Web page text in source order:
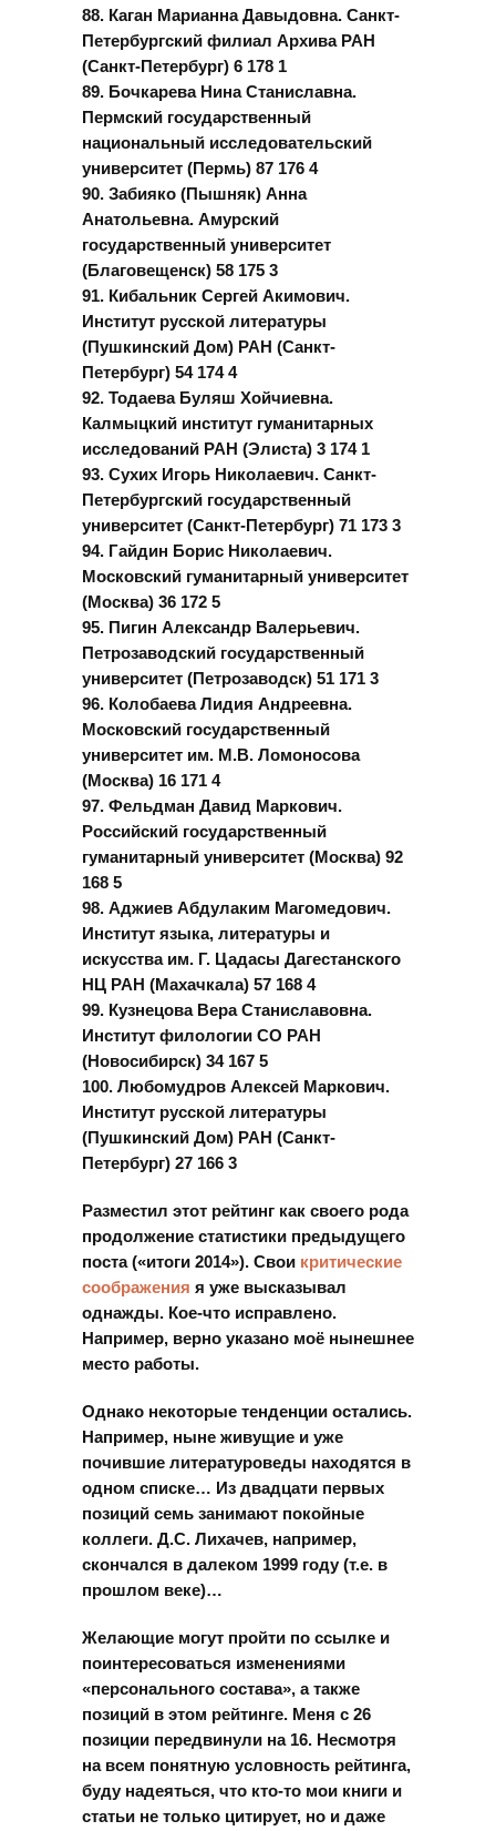
88. Каган Марианна Давыдовна. Санкт-
Петербургский филиал Архива РАН
(Санкт-Петербург) 6 178 1
89. Бочкарева Нина Станиславна.
Пермский государственный
национальный исследовательский
университет (Пермь) 87 176 4
90. Забияко (Пышняк) Анна
Анатольевна. Амурский
государственный университет
(Благовещенск) 58 175 3
91. Кибальник Сергей Акимович.
Институт русской литературы
(Пушкинский Дом) РАН (Санкт-
Петербург) 54 174 4
92. Тодаева Буляш Хойчиевна.
Калмыцкий институт гуманитарных
исследований РАН (Элиста) 3 174 1
93. Сухих Игорь Николаевич. Санкт-
Петербургский государственный
университет (Санкт-Петербург) 71 173 3
94. Гайдин Борис Николаевич.
Московский гуманитарный университет
(Москва) 36 172 5
95. Пигин Александр Валерьевич.
Петрозаводский государственный
университет (Петрозаводск) 51 171 3
96. Колобаева Лидия Андреевна.
Московский государственный
университет им. М.В. Ломоносова
(Москва) 16 171 4
97. Фельдман Давид Маркович.
Российский государственный
гуманитарный университет (Москва) 92
168 5
98. Аджиев Абдулаким Магомедович.
Институт языка, литературы и
искусства им. Г. Цадасы Дагестанского
НЦ РАН (Махачкала) 57 168 4
99. Кузнецова Вера Станиславовна.
Институт филологии СО РАН
(Новосибирск) 34 167 5
100. Любомудров Алексей Маркович.
Институт русской литературы
(Пушкинский Дом) РАН (Санкт-
Петербург) 27 166 3
Разместил этот рейтинг как своего рода
продолжение статистики предыдущего
поста («итоги 2014»). Свои критические
соображения я уже высказывал
однажды. Кое-что исправлено.
Например, верно указано моё нынешнее
место работы.
Однако некоторые тенденции остались.
Например, ныне живущие и уже
почившие литературоведы находятся в
одном списке… Из двадцати первых
позиций семь занимают покойные
коллеги. Д.С. Лихачев, например,
скончался в далеком 1999 году (т.е. в
прошлом веке)…
Желающие могут пройти по ссылке и
поинтересоваться изменениями
«персонального состава», а также
позиций в этом рейтинге. Меня с 26
позиции передвинули на 16. Несмотря
на всем понятную условность рейтинга,
буду надеяться, что кто-то мои книги и
статьи не только цитирует, но и даже